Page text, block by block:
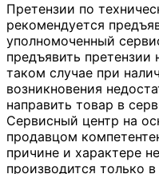
Претензии по
рекомендуется
уполномоченный
предъявить
таком случае при
возникновения
направить товар в
Сервисный центр на
продавцом
причине и характере
производится только